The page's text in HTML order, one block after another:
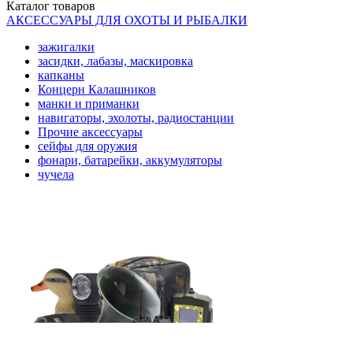
Каталог товаров
АКСЕССУАРЫ ДЛЯ ОХОТЫ И РЫБАЛКИ
зажигалки
засидки, лабазы, маскировка
капканы
Концерн Калашников
манки и приманки
навигаторы, эхолоты, радиостанции
Прочие аксессуары
сейфы для оружия
фонари, батарейки, аккумуляторы
чучела